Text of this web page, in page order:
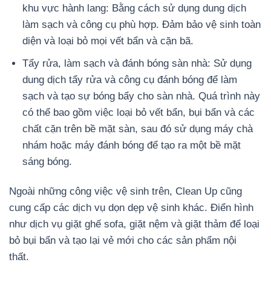
khu vực hành lang: Bằng cách sử dụng dung dịch
làm sạch và công cụ phù hợp. Đảm bảo vệ sinh toàn
diện và loại bỏ mọi vết bẩn và cặn bã.
Tẩy rửa, làm sạch và đánh bóng sàn nhà: Sử dụng
dung dịch tẩy rửa và công cụ đánh bóng để làm
sạch và tạo sự bóng bẩy cho sàn nhà. Quá trình này
có thể bao gồm việc loại bỏ vết bẩn, bụi bẩn và các
chất cặn trên bề mặt sàn, sau đó sử dụng máy chà
nhám hoặc máy đánh bóng để tạo ra một bề mặt
sáng bóng.
Ngoài những công việc vệ sinh trên, Clean Up cũng
cung cấp các dịch vụ dọn dẹp vệ sinh khác. Điển hình
như dịch vụ giặt ghế sofa, giặt nệm và giặt thảm để loại
bỏ bụi bẩn và tạo lại vẻ mới cho các sản phẩm nội
thất.